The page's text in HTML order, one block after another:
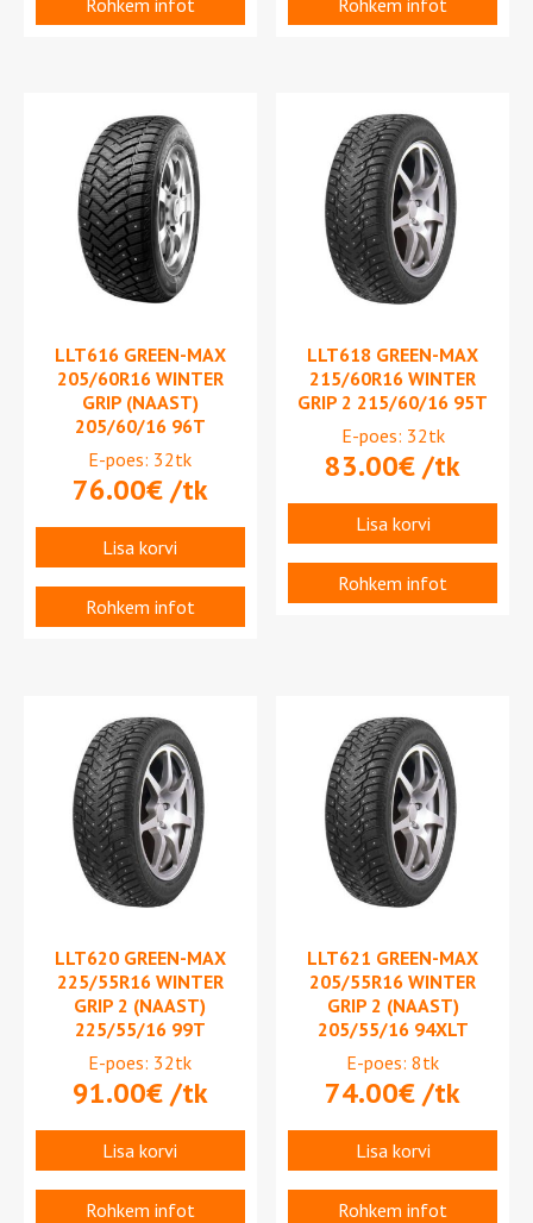
LLT616 GREEN-MAX
205/60R16 WINTER
GRIP (NAAST)
205/60/16 96T
E-poes: 32tk
76.00€/tk
Lisa korvi
Rohkem infot
LLT618 GREEN-MAX
215/60R16 WINTER
GRIP 2 215/60/16 95T
E-poes: 32tk
83.00€/tk
Lisa korvi
Rohkem infot
LLT620 GREEN-MAX
225/55R16 WINTER
GRIP 2 (NAAST)
225/55/16 99T
E-poes: 32tk
91.00€/tk
Lisa korvi
Rohkem infot
LLT621 GREEN-MAX
205/55R16 WINTER
GRIP 2 (NAAST)
205/55/16 94XLT
E-poes: 8tk
74.00€/tk
Lisa korvi
Rohkem infot